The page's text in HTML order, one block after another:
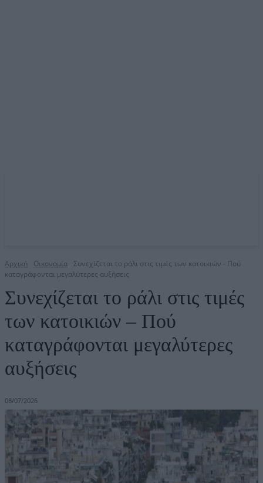
Αρχική Οικονομία
Συνεχίζεται το ράλι στις τιμές των κατοικιών - Πού
καταγράφονται μεγαλύτερες αυξήσεις
Συνεχίζεται το ράλι στις τιμές
των κατοικιών – Πού
καταγράφονται μεγαλύτερες
αυξήσεις
08/07/2026